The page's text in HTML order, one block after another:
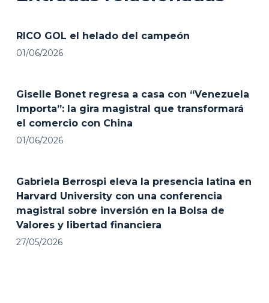
RICO GOL el helado del campeón
01/06/2026
Giselle Bonet regresa a casa con “Venezuela
Importa”: la gira magistral que transformará
el comercio con China
01/06/2026
Gabriela Berrospi eleva la presencia latina en
Harvard University con una conferencia
magistral sobre inversión en la Bolsa de
Valores y libertad financiera
27/05/2026